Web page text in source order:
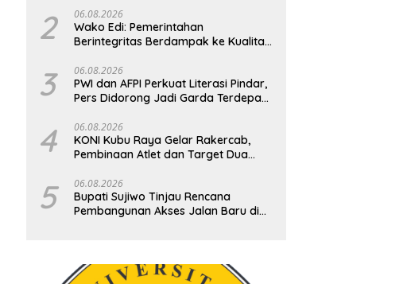
2 06.08.2026
Wako Edi: Pemerintahan
Berintegritas Berdampak ke Kualitas
3 06.08.2026
PWI dan AFPI Perkuat Literasi Pindar,
Pers Didorong Jadi Garda Terdepan
4 06.08.2026
KONI Kubu Raya Gelar Rakercab,
Pembinaan Atlet dan Target Dua
5 06.08.2026
Bupati Sujiwo Tinjau Rencana
Pembangunan Akses Jalan Baru di